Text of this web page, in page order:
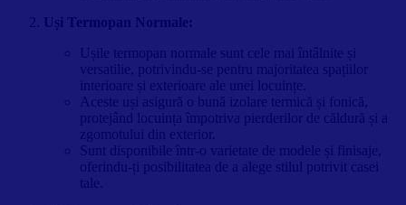
Uși Termopan Normale:
Ușile termopan normale sunt cele mai întâlnite și
versatilie, potrivindu-se pentru majoritatea spațiilor
interioare și exterioare ale unei locuințe.
Aceste uși asigură o bună izolare termică și fonică,
protejând locuința împotriva pierderilor de căldură și a
zgomotului din exterior.
Sunt disponibile într-o varietate de modele și finisaje,
oferindu-ți posibilitatea de a alege stilul potrivit casei
tale.